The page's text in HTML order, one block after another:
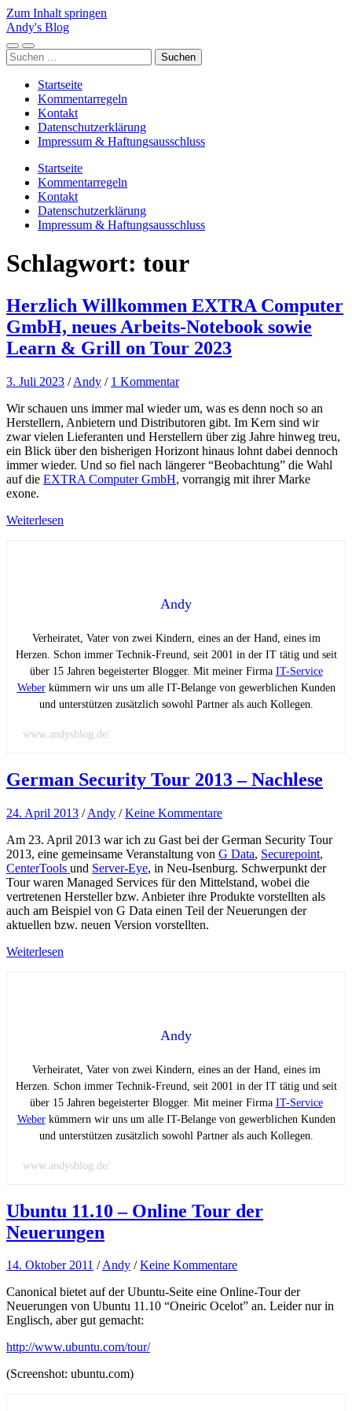
Zum Inhalt springen
Andy's Blog
Mobile-
Menü
Suchfeld
ein-/ausblenden
Suchen
nach:
Startseite
Kommentarregeln
Kontakt
Datenschutzerklärung
Impressum & Haftungsausschluss
Startseite
Kommentarregeln
Kontakt
Datenschutzerklärung
Impressum & Haftungsausschluss
Schlagwort: tour
Herzlich Willkommen EXTRA Computer
GmbH, neues Arbeits-Notebook sowie
Learn & Grill on Tour 2023
3. Juli 2023 /Andy / 1 Kommentar
Wir schauen uns immer mal wieder um, was es denn noch so an
Herstellern, Anbietern und Distributoren gibt. Im Kern sind wir
zwar vielen Lieferanten und Herstellern über zig Jahre hinweg treu,
ein Blick über den bisherigen Horizont hinaus lohnt dabei dennoch
immer wieder. Und so fiel nach längerer “Beobachtung” die Wahl
auf die EXTRA Computer GmbH, vorrangig mit ihrer Marke
exone.
Weiterlesen
Andy
Verheiratet, Vater von zwei Kindern, eines an der Hand, eines im
Herzen. Schon immer Technik-Freund, seit 2001 in der IT tätig und seit
über 15 Jahren begeisterter Blogger. Mit meiner Firma IT-Service
Weberkümmern wir uns um alle IT-Belange von gewerblichen Kunden
und unterstützen zusätzlich sowohl Partner als auch Kollegen.
www.andysblog.de/
German Security Tour 2013 – Nachlese
24. April 2013 /Andy /Keine Kommentare
Am 23. April 2013 war ich zu Gast bei der German Security Tour
2013, eine gemeinsame Veranstaltung von G Data, Securepoint,
CenterTools und Server-Eye, in Neu-Isenburg. Schwerpunkt der
Tour waren Managed Services für den Mittelstand, wobei die
vertretenen Hersteller bzw. Anbieter ihre Produkte vorstellten als
auch am Beispiel von G Data einen Teil der Neuerungen der
aktuellen bzw. neuen Version vorstellten.
Weiterlesen
Andy
Verheiratet, Vater von zwei Kindern, eines an der Hand, eines im
Herzen. Schon immer Technik-Freund, seit 2001 in der IT tätig und seit
über 15 Jahren begeisterter Blogger. Mit meiner Firma IT-Service
Weberkümmern wir uns um alle IT-Belange von gewerblichen Kunden
und unterstützen zusätzlich sowohl Partner als auch Kollegen.
www.andysblog.de/
Ubuntu 11.10 – Online Tour der
Neuerungen
14. Oktober 2011 /Andy /Keine Kommentare
Canonical bietet auf der Ubuntu-Seite eine Online-Tour der
Neuerungen von Ubuntu 11.10 “Oneiric Ocelot” an. Leider nur in
Englisch, aber gut gemacht:
http://www.ubuntu.com/tour/
(Screenshot: ubuntu.com)